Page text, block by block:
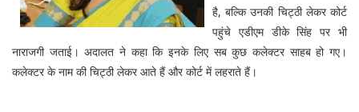
है, बल्कि उनकी चिट्ठी लेकर कोर्ट
पहुंचे एडीएम डीके सिंह पर भी
नाराजगी जताई। अदालत ने कहा कि इनके लिए सब कुछ कलेक्टर साहब हो गए।
कलेक्टर के नाम की चिट्ठी लेकर आते हैं और कोर्ट में लहराते हैं।